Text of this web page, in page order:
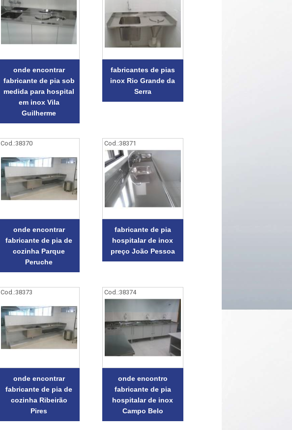
onde encontrar
fabricante de pia sob
medida para hospital
em inox Vila
Guilherme
fabricantes de pias
inox Rio Grande da
Serra
Cod.:38370
onde encontrar
fabricante de pia de
cozinha Parque
Peruche
Cod.:38371
fabricante de pia
hospitalar de inox
preço João Pessoa
Cod.:38373
onde encontrar
fabricante de pia de
cozinha Ribeirão
Pires
Cod.:38374
onde encontro
fabricante de pia
hospitalar de inox
Campo Belo